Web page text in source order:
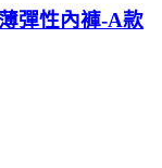
彈性內褲-A款